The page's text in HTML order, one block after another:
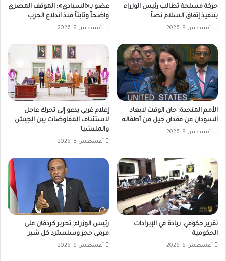
حركة مسلحة تطالب رئيس الوزراء
بتنفيذ إتفاق السلام نصاً
أغسطس 8, 2026
عضو بـ«السيادي»: الموقف المصري
واضحاً وثابتاً منذ اندلاع الحرب
أغسطس 8, 2026
الأمم المتحدة: حان الوقت لابعاد
السودان عن فقدان جيل من أطفاله
أغسطس 8, 2026
إعلام غربي يدعو إلى تحرك عاجل
لاستئناف المفاوضات بين الجيش
والمليشيا
أغسطس 8, 2026
تقرير حكومي: زيادة في الإيرادات
الحكومية
أغسطس 6, 2026
رئيس الوزراء: تحرير كردفان على
مرمى حجر وسنسترد كل شبر
أغسطس 6, 2026